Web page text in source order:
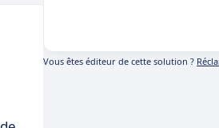
Vous êtes éditeur de cette solution ?